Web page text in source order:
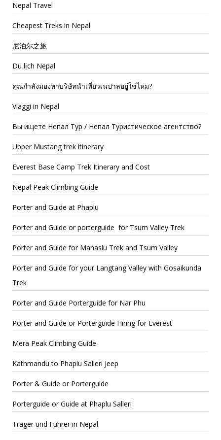
Nepal Travel
Cheapest Treks in Nepal
尼泊尔之旅
Du lịch Nepal
คุณกำลังมองหาบริษัทนำเที่ยวเนปาลอยู่ใช่ไหม?
Viaggi in Nepal
Вы ищете Непал Тур / Непал Туристическое агентство?
Upper Mustang trek itinerary
Everest Base Camp Trek Itinerary and Cost
Nepal Peak Climbing Guide
Porter and Guide at Phaplu
Porter and Guide or porterguide for Tsum Valley Trek
Porter and Guide for Manaslu Trek and Tsum Valley
Porter and Guide for your Langtang Valley with Gosaikunda
Trek
Porter and Guide Porterguide for Nar Phu
Porter and Guide or Porterguide Hiring for Everest
Mera Peak Climbing Guide
Kathmandu to Phaplu Salleri Jeep
Porter & Guide or Porterguide
Porterguide or Guide at Phaplu Salleri
Träger und Führer in Nepal